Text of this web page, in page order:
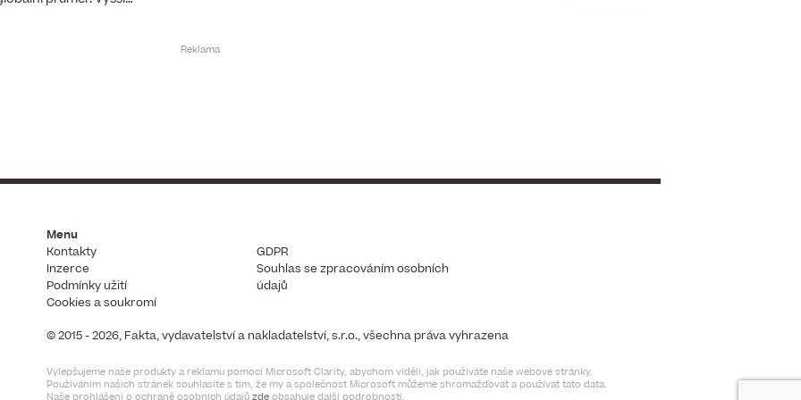
Menu
Kontakty
Inzerce
Podmínky užití
Cookies a soukromí
GDPR
Souhlas se zpracováním osobních
údajů
© 2015 - 2026, Fakta, vydavatelství a nakladatelství, s.r.o., všechna práva vyhrazena
Vylepšujeme naše produkty a reklamu pomocí Microsoft Clarity, abychom viděli, jak používáte naše webové stránky.
Používáním našich stránek souhlasíte s tím, že my a společnost Microsoft můžeme shromažďovat a používat tato data.
Naše prohlášení o ochraně osobních údajůzde obsahuje další podrobnosti.